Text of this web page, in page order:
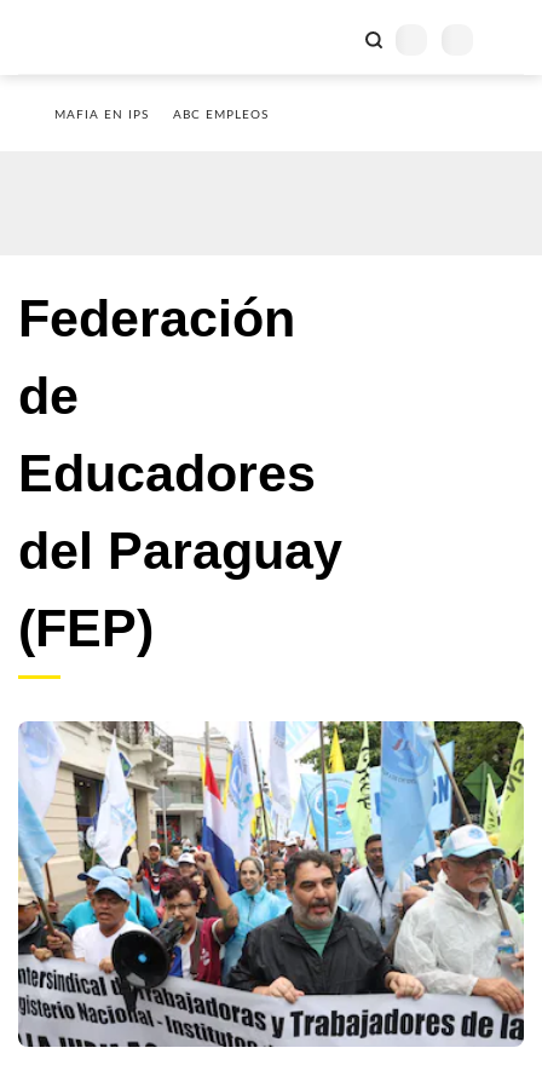
MAFIA EN IPS ABC EMPLEOS
Federación
de
Educadores
del Paraguay
(FEP)